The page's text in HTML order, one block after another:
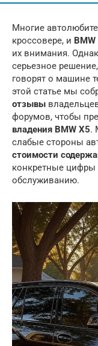
Многие
кроссовере, и
их внимания.
серьезное
говорят о машине
этой статье мы
отзывы
форумов, чтобы
владения BMW X5.
слабые стороны
стоимости
конкретные цифры
обслуживанию.